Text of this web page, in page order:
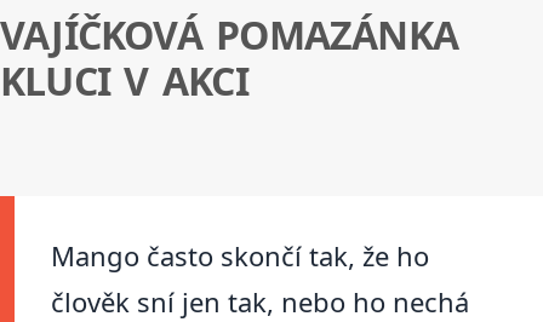
VAJÍČKOVÁ POMAZÁNKA
KLUCI V AKCI
Mango často skončí tak, že ho
člověk sní jen tak, nebo ho nechá